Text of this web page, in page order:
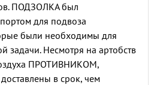
ПОДЗОЛКА был
для подвоза
были необходимы для
задачи. Несмотря на артобств
ПРОТИВНИКОМ,
в срок, чем